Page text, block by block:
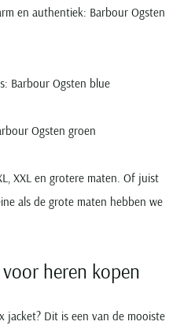
en authentiek: Barbour Ogsten
Ogsten blue
Ogsten groen
XXL en grotere maten. Of juist
als de grote maten hebben we
heren kopen
jacket? Dit is een van de mooiste